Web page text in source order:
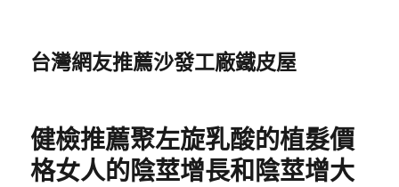
台灣網友推薦沙發工廠鐵皮屋
健檢推薦聚左旋乳酸的植髮價
格女人的陰莖增長和陰莖增大